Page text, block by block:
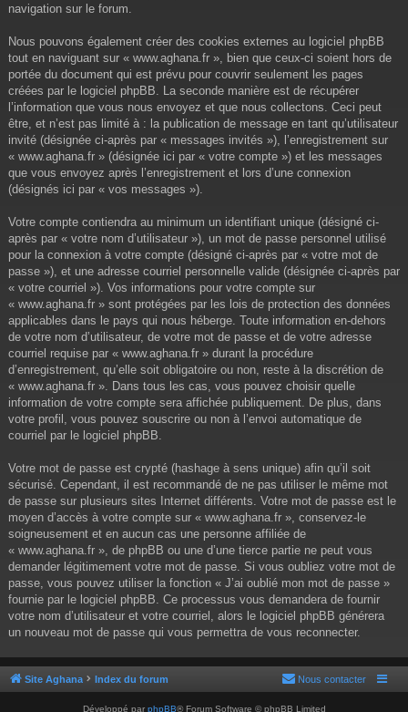
navigation sur le forum.
Nous pouvons également créer des cookies externes au logiciel phpBB
tout en naviguant sur « www.aghana.fr », bien que ceux-ci soient hors de
portée du document qui est prévu pour couvrir seulement les pages
créées par le logiciel phpBB. La seconde manière est de récupérer
l’information que vous nous envoyez et que nous collectons. Ceci peut
être, et n’est pas limité à : la publication de message en tant qu’utilisateur
invité (désignée ci-après par « messages invités »), l’enregistrement sur
« www.aghana.fr » (désignée ici par « votre compte ») et les messages
que vous envoyez après l’enregistrement et lors d’une connexion
(désignés ici par « vos messages »).
Votre compte contiendra au minimum un identifiant unique (désigné ci-
après par « votre nom d’utilisateur »), un mot de passe personnel utilisé
pour la connexion à votre compte (désigné ci-après par « votre mot de
passe »), et une adresse courriel personnelle valide (désignée ci-après par
« votre courriel »). Vos informations pour votre compte sur
« www.aghana.fr » sont protégées par les lois de protection des données
applicables dans le pays qui nous héberge. Toute information en-dehors
de votre nom d’utilisateur, de votre mot de passe et de votre adresse
courriel requise par « www.aghana.fr » durant la procédure
d’enregistrement, qu’elle soit obligatoire ou non, reste à la discrétion de
« www.aghana.fr ». Dans tous les cas, vous pouvez choisir quelle
information de votre compte sera affichée publiquement. De plus, dans
votre profil, vous pouvez souscrire ou non à l’envoi automatique de
courriel par le logiciel phpBB.
Votre mot de passe est crypté (hashage à sens unique) afin qu’il soit
sécurisé. Cependant, il est recommandé de ne pas utiliser le même mot
de passe sur plusieurs sites Internet différents. Votre mot de passe est le
moyen d’accès à votre compte sur « www.aghana.fr », conservez-le
soigneusement et en aucun cas une personne affiliée de
« www.aghana.fr », de phpBB ou une d’une tierce partie ne peut vous
demander légitimement votre mot de passe. Si vous oubliez votre mot de
passe, vous pouvez utiliser la fonction « J’ai oublié mon mot de passe »
fournie par le logiciel phpBB. Ce processus vous demandera de fournir
votre nom d’utilisateur et votre courriel, alors le logiciel phpBB générera
un nouveau mot de passe qui vous permettra de vous reconnecter.
Site Aghana Index du forum Nous contacter
Développé par phpBB® Forum Software © phpBB Limited